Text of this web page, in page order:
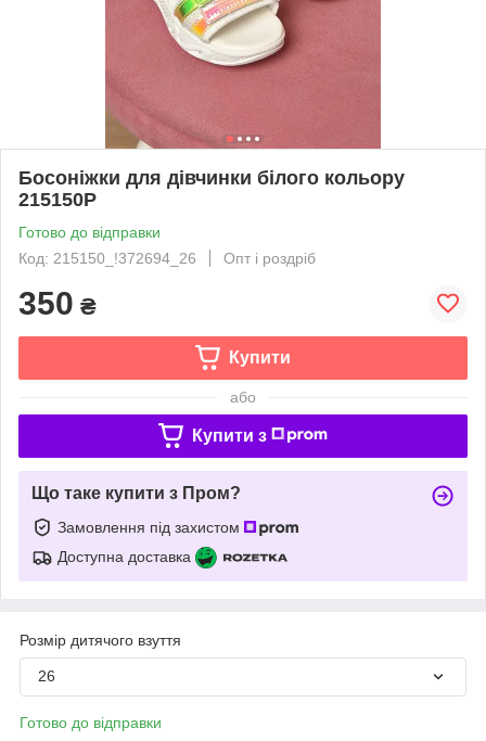
Босоніжки для дівчинки білого кольору
215150P
Готово до відправки
Код: 215150_!372694_26
Опт і роздріб
350 ₴
Купити
або
Купити з
Що таке купити з Пром?
Замовлення під захистом
Доступна доставка
Розмір дитячого взуття
26
Готово до відправки